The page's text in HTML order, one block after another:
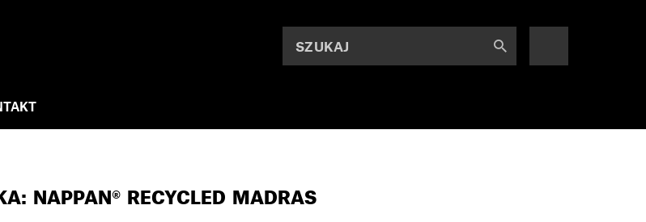
SZUKAJ
NAPPAN® RECYCLED MADRAS